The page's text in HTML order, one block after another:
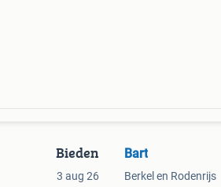
Bieden
3 aug 26
Bart
Berkel en Rodenrijs